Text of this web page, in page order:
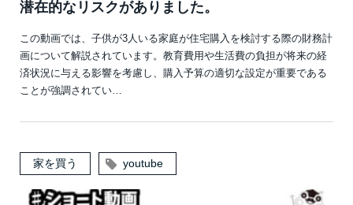
潜在的なリスクがありました。
この動画では、子供が3人いる家庭が住宅購入を検討する際の財務計
画について解説されています。教育費用や生活費の負担が将来の経
済状況に与える影響を考慮し、購入予算の適切な設定が重要である
ことが強調されてい…
家を買う youtube